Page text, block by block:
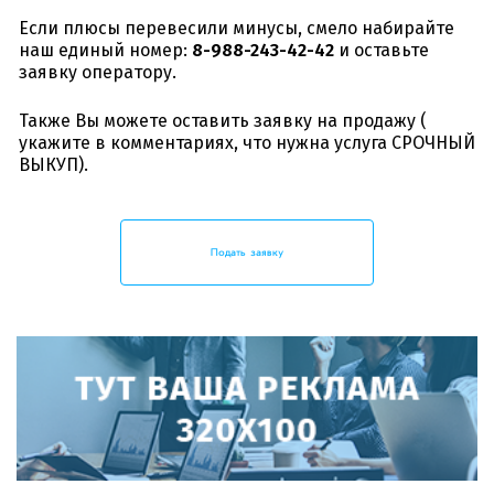
Если плюсы перевесили минусы, смело набирайте
наш единый номер: 8-988-243-42-42 и оставьте
заявку оператору.
Также Вы можете оставить заявку на продажу (
укажите в комментариях, что нужна услуга СРОЧНЫЙ
ВЫКУП).
Подать заявку